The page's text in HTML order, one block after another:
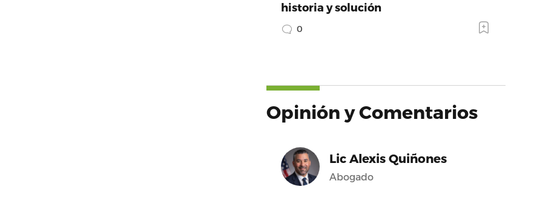
historia y solución
0
Opinión y Comentarios
Lic Alexis Quiñones
Abogado